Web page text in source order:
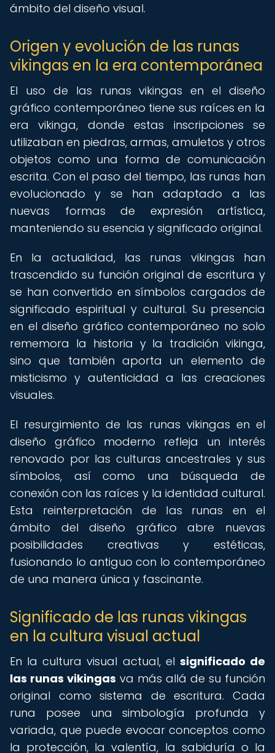
ámbito del diseño visual.
Origen y evolución de las runas
vikingas en la era contemporánea
El uso de las runas vikingas en el diseño
gráfico contemporáneo tiene sus raíces en la
era vikinga, donde estas inscripciones se
utilizaban en piedras, armas, amuletos y otros
objetos como una forma de comunicación
escrita. Con el paso del tiempo, las runas han
evolucionado y se han adaptado a las
nuevas formas de expresión artística,
manteniendo su esencia y significado original.
En la actualidad, las runas vikingas han
trascendido su función original de escritura y
se han convertido en símbolos cargados de
significado espiritual y cultural. Su presencia
en el diseño gráfico contemporáneo no solo
rememora la historia y la tradición vikinga,
sino que también aporta un elemento de
misticismo y autenticidad a las creaciones
visuales.
El resurgimiento de las runas vikingas en el
diseño gráfico moderno refleja un interés
renovado por las culturas ancestrales y sus
símbolos, así como una búsqueda de
conexión con las raíces y la identidad cultural.
Esta reinterpretación de las runas en el
ámbito del diseño gráfico abre nuevas
posibilidades creativas y estéticas,
fusionando lo antiguo con lo contemporáneo
de una manera única y fascinante.
Significado de las runas vikingas
en la cultura visual actual
En la cultura visual actual, el significado de
las runas vikingas va más allá de su función
original como sistema de escritura. Cada
runa posee una simbología profunda y
variada, que puede evocar conceptos como
la protección, la valentía, la sabiduría o la